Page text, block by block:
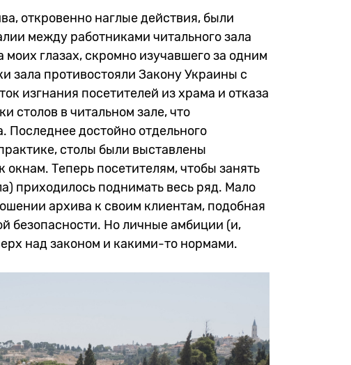
откровенно наглые действия, были
между работниками читального зала
глазах, скромно изучавшего за одним
зала противостояли Закону Украины с
изгнания посетителей из храма и отказа
столов в читальном зале, что
Последнее достойно отдельного
столы были выставлены
Теперь посетителям, чтобы занять
приходилось поднимать весь ряд. Мало
архива к своим клиентам, подобная
безопасности. Но личные амбиции (и,
над законом и какими-то нормами.